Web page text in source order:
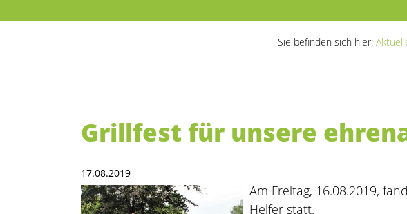
Sie befinden sich hier:
Grillfest für unsere
17.08.2019
Am Freitag, 16.08.2019,
Helfer statt.